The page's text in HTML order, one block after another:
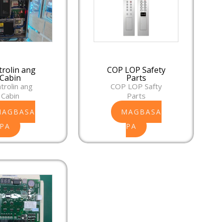
ang
ang
Cabin
PA
COP LOP Safety
Parts
COP LOP Safty
Parts
MAGBASA
PA